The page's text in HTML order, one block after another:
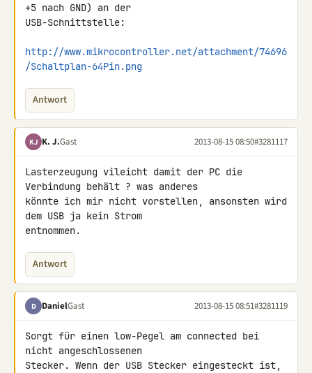
+5 nach GND) an der
USB-Schnittstelle:
http://www.mikrocontroller.net/attachment/74696
/Schaltplan-64Pin.png
Antwort
KJ K. J.Gast 2013-08-15 08:50#3281117
Lasterzeugung vileicht damit der PC die
Verbindung behält ? was anderes
könnte ich mir nicht vorstellen, ansonsten wird
dem USB ja kein Strom
entnommen.
Antwort
D DanielGast 2013-08-15 08:51#3281119
Sorgt für einen low-Pegel am connected bei
nicht angeschlossenen
Stecker. Wenn der USB Stecker eingesteckt ist,